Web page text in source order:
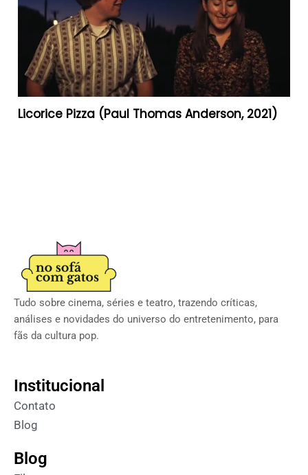
Licorice Pizza (Paul Thomas Anderson, 2021)
Tudo sobre cinema, séries e teatro, trazendo críticas,
análises e novidades do universo do entretenimento, para
fãs da cultura pop.
Institucional
Contato
Blog
Blog